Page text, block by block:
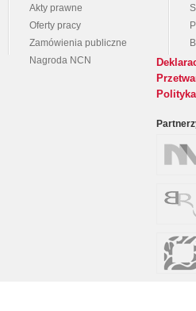
Akty prawne
Oferty pracy
Zamówienia publiczne
Nagroda NCN